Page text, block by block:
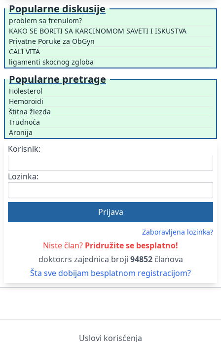
Popularne diskusije
problem sa frenulom?
KAKO SE BORITI SA KARCINOMOM SAVETI I ISKUSTVA
Privatne Poruke za ObGyn
CALI VITA
ligamenti skocnog zgloba
Popularne pretrage
Holesterol
Hemoroidi
štitna žlezda
Trudnoća
Aronija
Korisnik:
Lozinka:
Zaboravljena lozinka?
Niste član? Pridružite se besplatno!
doktor.rs zajednica broji 94852članova
Šta sve dobijam besplatnom registracijom?
Uslovi korisćenja